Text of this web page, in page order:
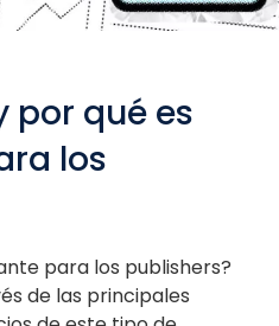
por qué es
los
para los publishers?
de las principales